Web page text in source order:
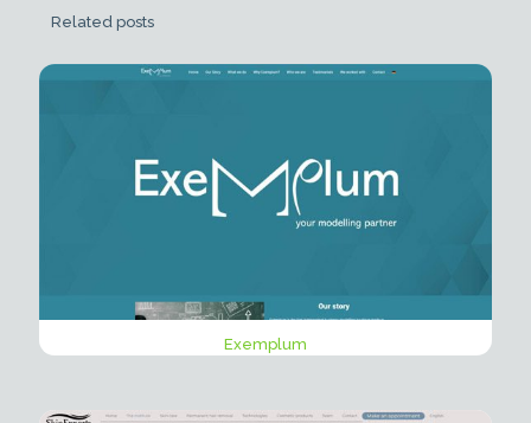
Related posts
Exemplum